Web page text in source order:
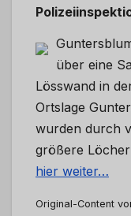
über eine
Lösswand in
Ortslage
wurden durch
größere
hier weiter…
Original-Content